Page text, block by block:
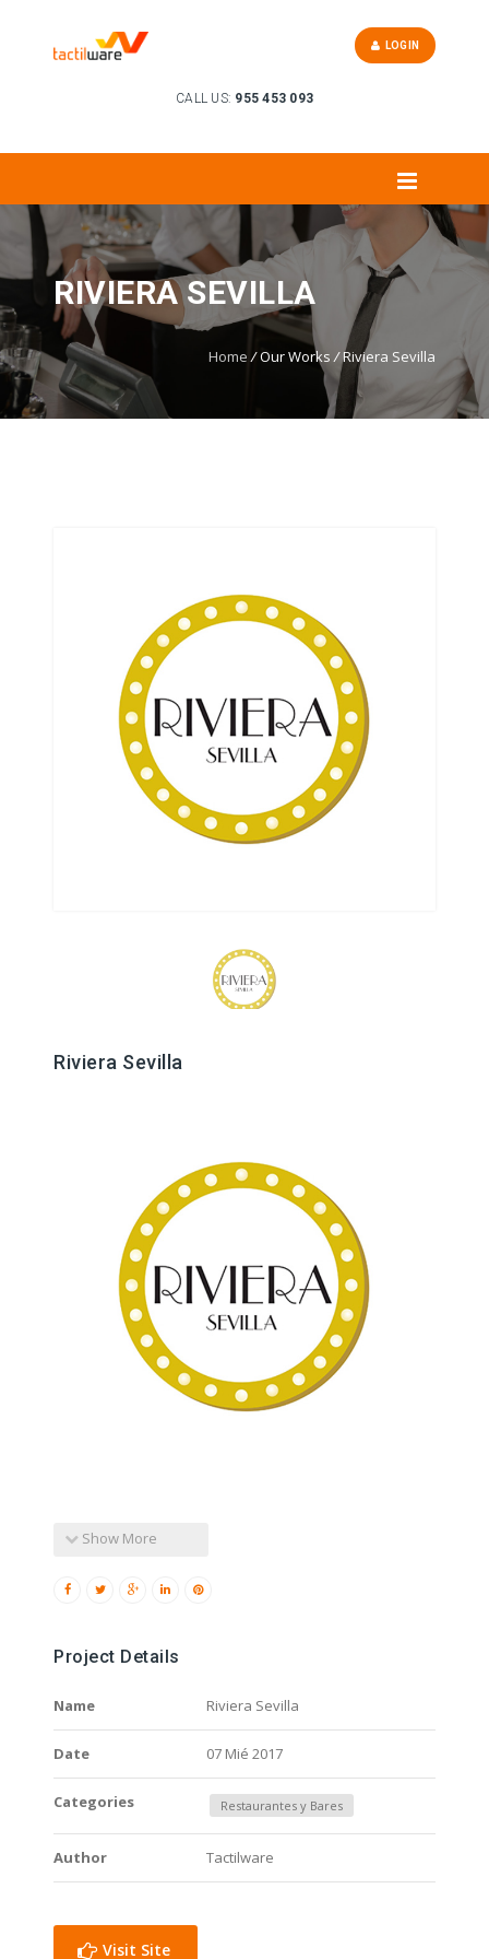
CALL US: 955 453 093
LOGIN
RIVIERA SEVILLA
Home /Our Works/Riviera Sevilla
Riviera Sevilla
Show More
Project Details
Name Riviera Sevilla
Date 07 Mié 2017
Categories Restaurantes y Bares
Author Tactilware
Visit Site